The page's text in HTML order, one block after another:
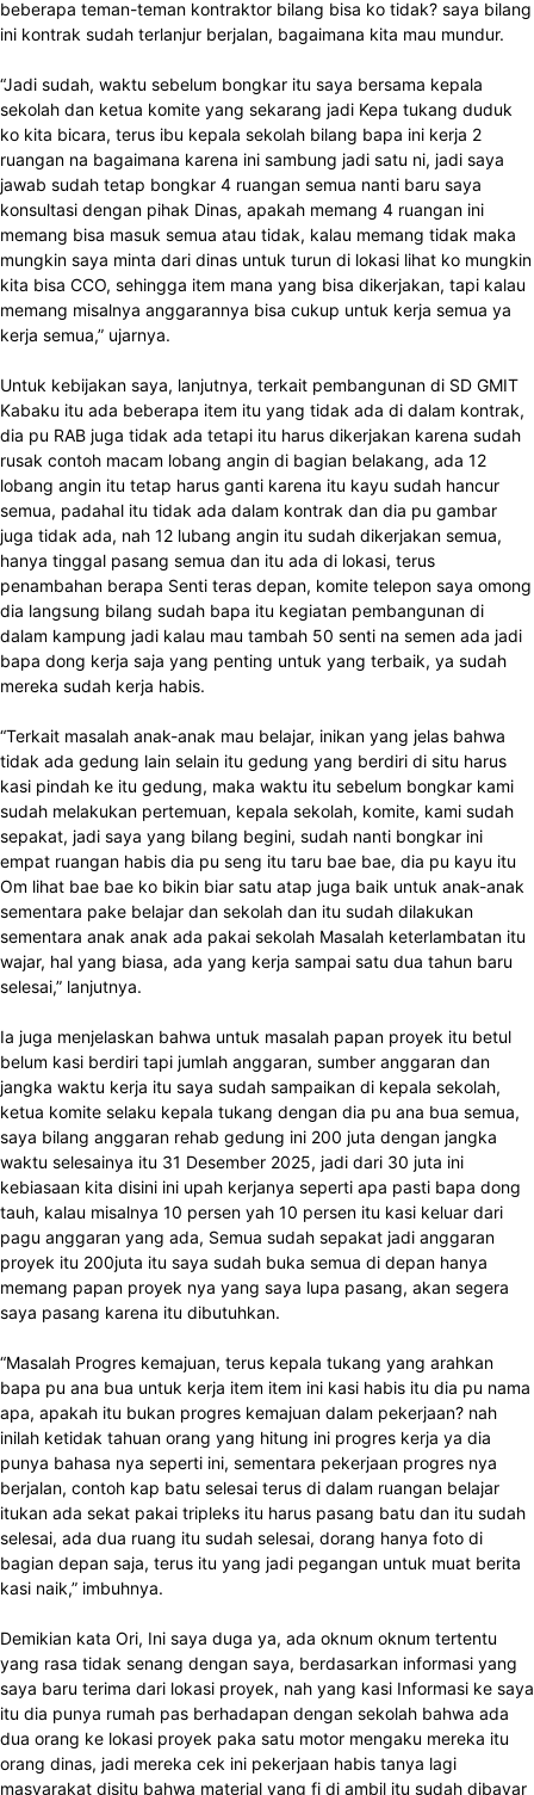
beberapa teman-teman kontraktor bilang bisa ko tidak? saya bilang
ini kontrak sudah terlanjur berjalan, bagaimana kita mau mundur.
“Jadi sudah, waktu sebelum bongkar itu saya bersama kepala
sekolah dan ketua komite yang sekarang jadi Kepa tukang duduk
ko kita bicara, terus ibu kepala sekolah bilang bapa ini kerja 2
ruangan na bagaimana karena ini sambung jadi satu ni, jadi saya
jawab sudah tetap bongkar 4 ruangan semua nanti baru saya
konsultasi dengan pihak Dinas, apakah memang 4 ruangan ini
memang bisa masuk semua atau tidak, kalau memang tidak maka
mungkin saya minta dari dinas untuk turun di lokasi lihat ko mungkin
kita bisa CCO, sehingga item mana yang bisa dikerjakan, tapi kalau
memang misalnya anggarannya bisa cukup untuk kerja semua ya
kerja semua,” ujarnya.
Untuk kebijakan saya, lanjutnya, terkait pembangunan di SD GMIT
Kabaku itu ada beberapa item itu yang tidak ada di dalam kontrak,
dia pu RAB juga tidak ada tetapi itu harus dikerjakan karena sudah
rusak contoh macam lobang angin di bagian belakang, ada 12
lobang angin itu tetap harus ganti karena itu kayu sudah hancur
semua, padahal itu tidak ada dalam kontrak dan dia pu gambar
juga tidak ada, nah 12 lubang angin itu sudah dikerjakan semua,
hanya tinggal pasang semua dan itu ada di lokasi, terus
penambahan berapa Senti teras depan, komite telepon saya omong
dia langsung bilang sudah bapa itu kegiatan pembangunan di
dalam kampung jadi kalau mau tambah 50 senti na semen ada jadi
bapa dong kerja saja yang penting untuk yang terbaik, ya sudah
mereka sudah kerja habis.
“Terkait masalah anak-anak mau belajar, inikan yang jelas bahwa
tidak ada gedung lain selain itu gedung yang berdiri di situ harus
kasi pindah ke itu gedung, maka waktu itu sebelum bongkar kami
sudah melakukan pertemuan, kepala sekolah, komite, kami sudah
sepakat, jadi saya yang bilang begini, sudah nanti bongkar ini
empat ruangan habis dia pu seng itu taru bae bae, dia pu kayu itu
Om lihat bae bae ko bikin biar satu atap juga baik untuk anak-anak
sementara pake belajar dan sekolah dan itu sudah dilakukan
sementara anak anak ada pakai sekolah Masalah keterlambatan itu
wajar, hal yang biasa, ada yang kerja sampai satu dua tahun baru
selesai,” lanjutnya.
Ia juga menjelaskan bahwa untuk masalah papan proyek itu betul
belum kasi berdiri tapi jumlah anggaran, sumber anggaran dan
jangka waktu kerja itu saya sudah sampaikan di kepala sekolah,
ketua komite selaku kepala tukang dengan dia pu ana bua semua,
saya bilang anggaran rehab gedung ini 200 juta dengan jangka
waktu selesainya itu 31 Desember 2025, jadi dari 30 juta ini
kebiasaan kita disini ini upah kerjanya seperti apa pasti bapa dong
tauh, kalau misalnya 10 persen yah 10 persen itu kasi keluar dari
pagu anggaran yang ada, Semua sudah sepakat jadi anggaran
proyek itu 200juta itu saya sudah buka semua di depan hanya
memang papan proyek nya yang saya lupa pasang, akan segera
saya pasang karena itu dibutuhkan.
“Masalah Progres kemajuan, terus kepala tukang yang arahkan
bapa pu ana bua untuk kerja item item ini kasi habis itu dia pu nama
apa, apakah itu bukan progres kemajuan dalam pekerjaan? nah
inilah ketidak tahuan orang yang hitung ini progres kerja ya dia
punya bahasa nya seperti ini, sementara pekerjaan progres nya
berjalan, contoh kap batu selesai terus di dalam ruangan belajar
itukan ada sekat pakai tripleks itu harus pasang batu dan itu sudah
selesai, ada dua ruang itu sudah selesai, dorang hanya foto di
bagian depan saja, terus itu yang jadi pegangan untuk muat berita
kasi naik,” imbuhnya.
Demikian kata Ori, Ini saya duga ya, ada oknum oknum tertentu
yang rasa tidak senang dengan saya, berdasarkan informasi yang
saya baru terima dari lokasi proyek, nah yang kasi Informasi ke saya
itu dia punya rumah pas berhadapan dengan sekolah bahwa ada
dua orang ke lokasi proyek paka satu motor mengaku mereka itu
orang dinas, jadi mereka cek ini pekerjaan habis tanya lagi
masyarakat disitu bahwa material yang fi di ambil itu sudah dibayar